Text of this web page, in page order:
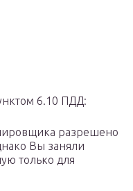
6.10 ПДД:
разрешено
Вы заняли
только для